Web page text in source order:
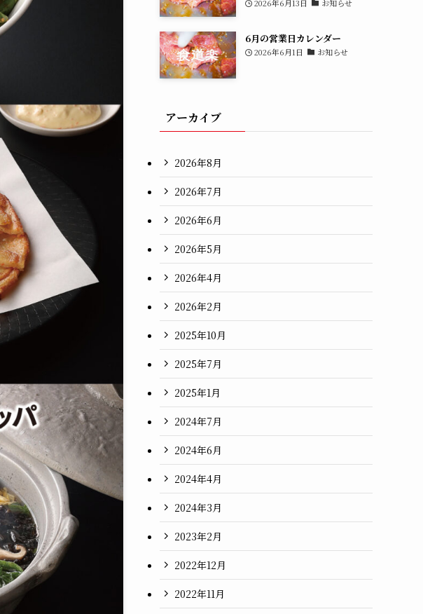
2026年6月13日 お知らせ
6月の営業日カレンダー
2026年6月1日 お知らせ
アーカイブ
2026年8月
2026年7月
2026年6月
2026年5月
2026年4月
2026年2月
2025年10月
2025年7月
2025年1月
2024年7月
2024年6月
2024年4月
2024年3月
2023年2月
2022年12月
2022年11月